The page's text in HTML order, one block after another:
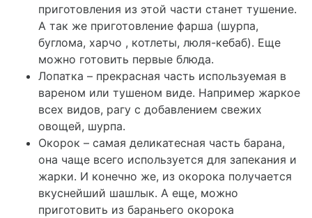
приготовления из этой части станет тушение.
А так же приготовление фарша (шурпа,
буглома, харчо , котлеты, люля-кебаб). Еще
можно готовить первые блюда.
Лопатка – прекрасная часть используемая в
вареном или тушеном виде. Например жаркое
всех видов, рагу с добавлением свежих
овощей, шурпа.
Окорок – самая деликатесная часть барана,
она чаще всего используется для запекания и
жарки. И конечно же, из окорока получается
вкуснейший шашлык. А еще, можно
приготовить из бараньего окорока